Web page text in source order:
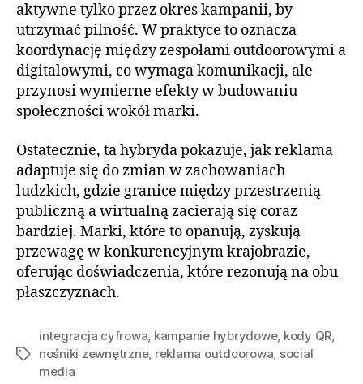
aktywne tylko przez okres kampanii, by
utrzymać pilność. W praktyce to oznacza
koordynację między zespołami outdoorowymi a
digitalowymi, co wymaga komunikacji, ale
przynosi wymierne efekty w budowaniu
społeczności wokół marki.
Ostatecznie, ta hybryda pokazuje, jak reklama
adaptuje się do zmian w zachowaniach
ludzkich, gdzie granice między przestrzenią
publiczną a wirtualną zacierają się coraz
bardziej. Marki, które to opanują, zyskują
przewagę w konkurencyjnym krajobrazie,
oferując doświadczenia, które rezonują na obu
płaszczyznach.
Tagi
integracja cyfrowa kampanie hybrydowe, kody QR
nośniki zewnętrzne, reklama outdoorowa social
media